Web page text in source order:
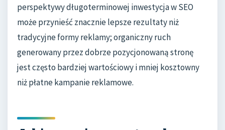
perspektywy długoterminowej inwestycja w SEO
może przynieść znacznie lepsze rezultaty niż
tradycyjne formy reklamy; organiczny ruch
generowany przez dobrze pozycjonowaną stronę
jest często bardziej wartościowy i mniej kosztowny
niż płatne kampanie reklamowe.